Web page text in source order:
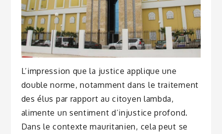
L’impression que la justice applique une
double norme, notamment dans le traitement
des élus par rapport au citoyen lambda,
alimente un sentiment d’injustice profond.
Dans le contexte mauritanien, cela peut se